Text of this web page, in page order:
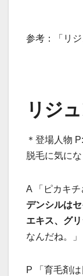
参考：「リ
リジ
＊登場人物
脱毛に気に
A 「ピカキチ
デンシルは
エキス、グ
なんだね。」
P 「育毛剤